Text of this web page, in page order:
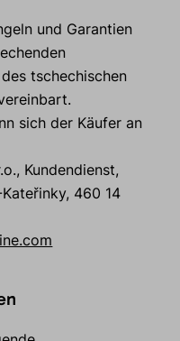
und Garantien
tschechischen
sich der Käufer an
Kundendienst,
460 14